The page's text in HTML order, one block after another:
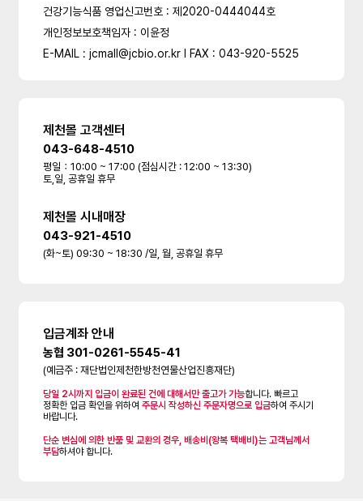
건강기능식품 영업신고번호 : 제2020-0444044호
개인정보보호책임자 : 이윤정
E-MAIL : jcmall@jcbio.or.kr l FAX : 043-920-5525
제천몰 고객센터
043-648-4510
평일：10:00 ~ 17:00 (점심시간 : 12:00 ~ 13:30)
토,일, 공휴일 휴무
제천몰 시내매장
043-921-4510
(화~토) 09:30 ~ 18:30 /일, 월, 공휴일 휴무
입금계좌 안내
농협 301-0261-5545-41
(예금주 : 재단법인제천한방천연물산업진흥재단)
당일 2시까지 입금이 완료된 건에 대해서만 출고가 가능합니다. 빠르고
정확한 입금 확인을 위하여주문시 작성하신 주문자명으로 입금하여 주시기
바랍니다.
단순 변심에 의한 반품 및 교환의 경우, 배송비(왕복 택배비)는 고객님께서
부담하셔야 합니다.